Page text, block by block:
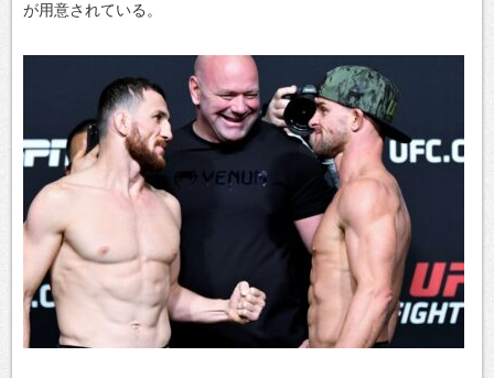
が用意されている。